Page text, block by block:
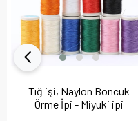
Tığ işi, Naylon Boncuk
Örme İpi - Miyuki ipi